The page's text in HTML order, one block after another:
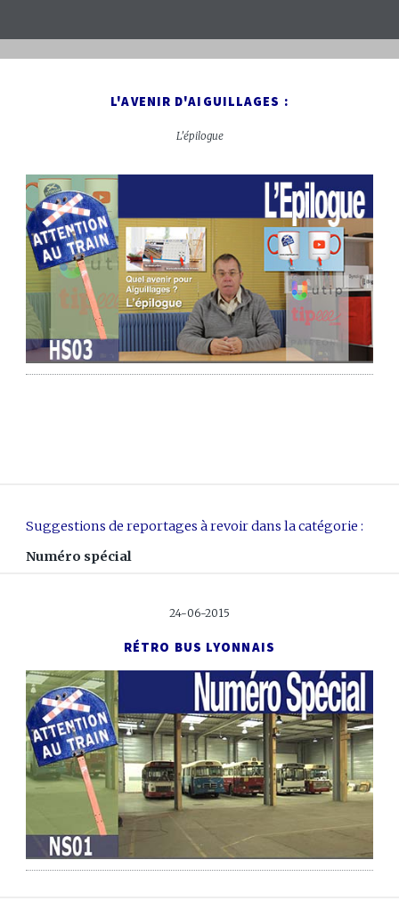
L'AVENIR D'AIGUILLAGES :
L'épilogue
Suggestions de reportages à revoir dans la catégorie :
Numéro spécial
24-06-2015
RÉTRO BUS LYONNAIS